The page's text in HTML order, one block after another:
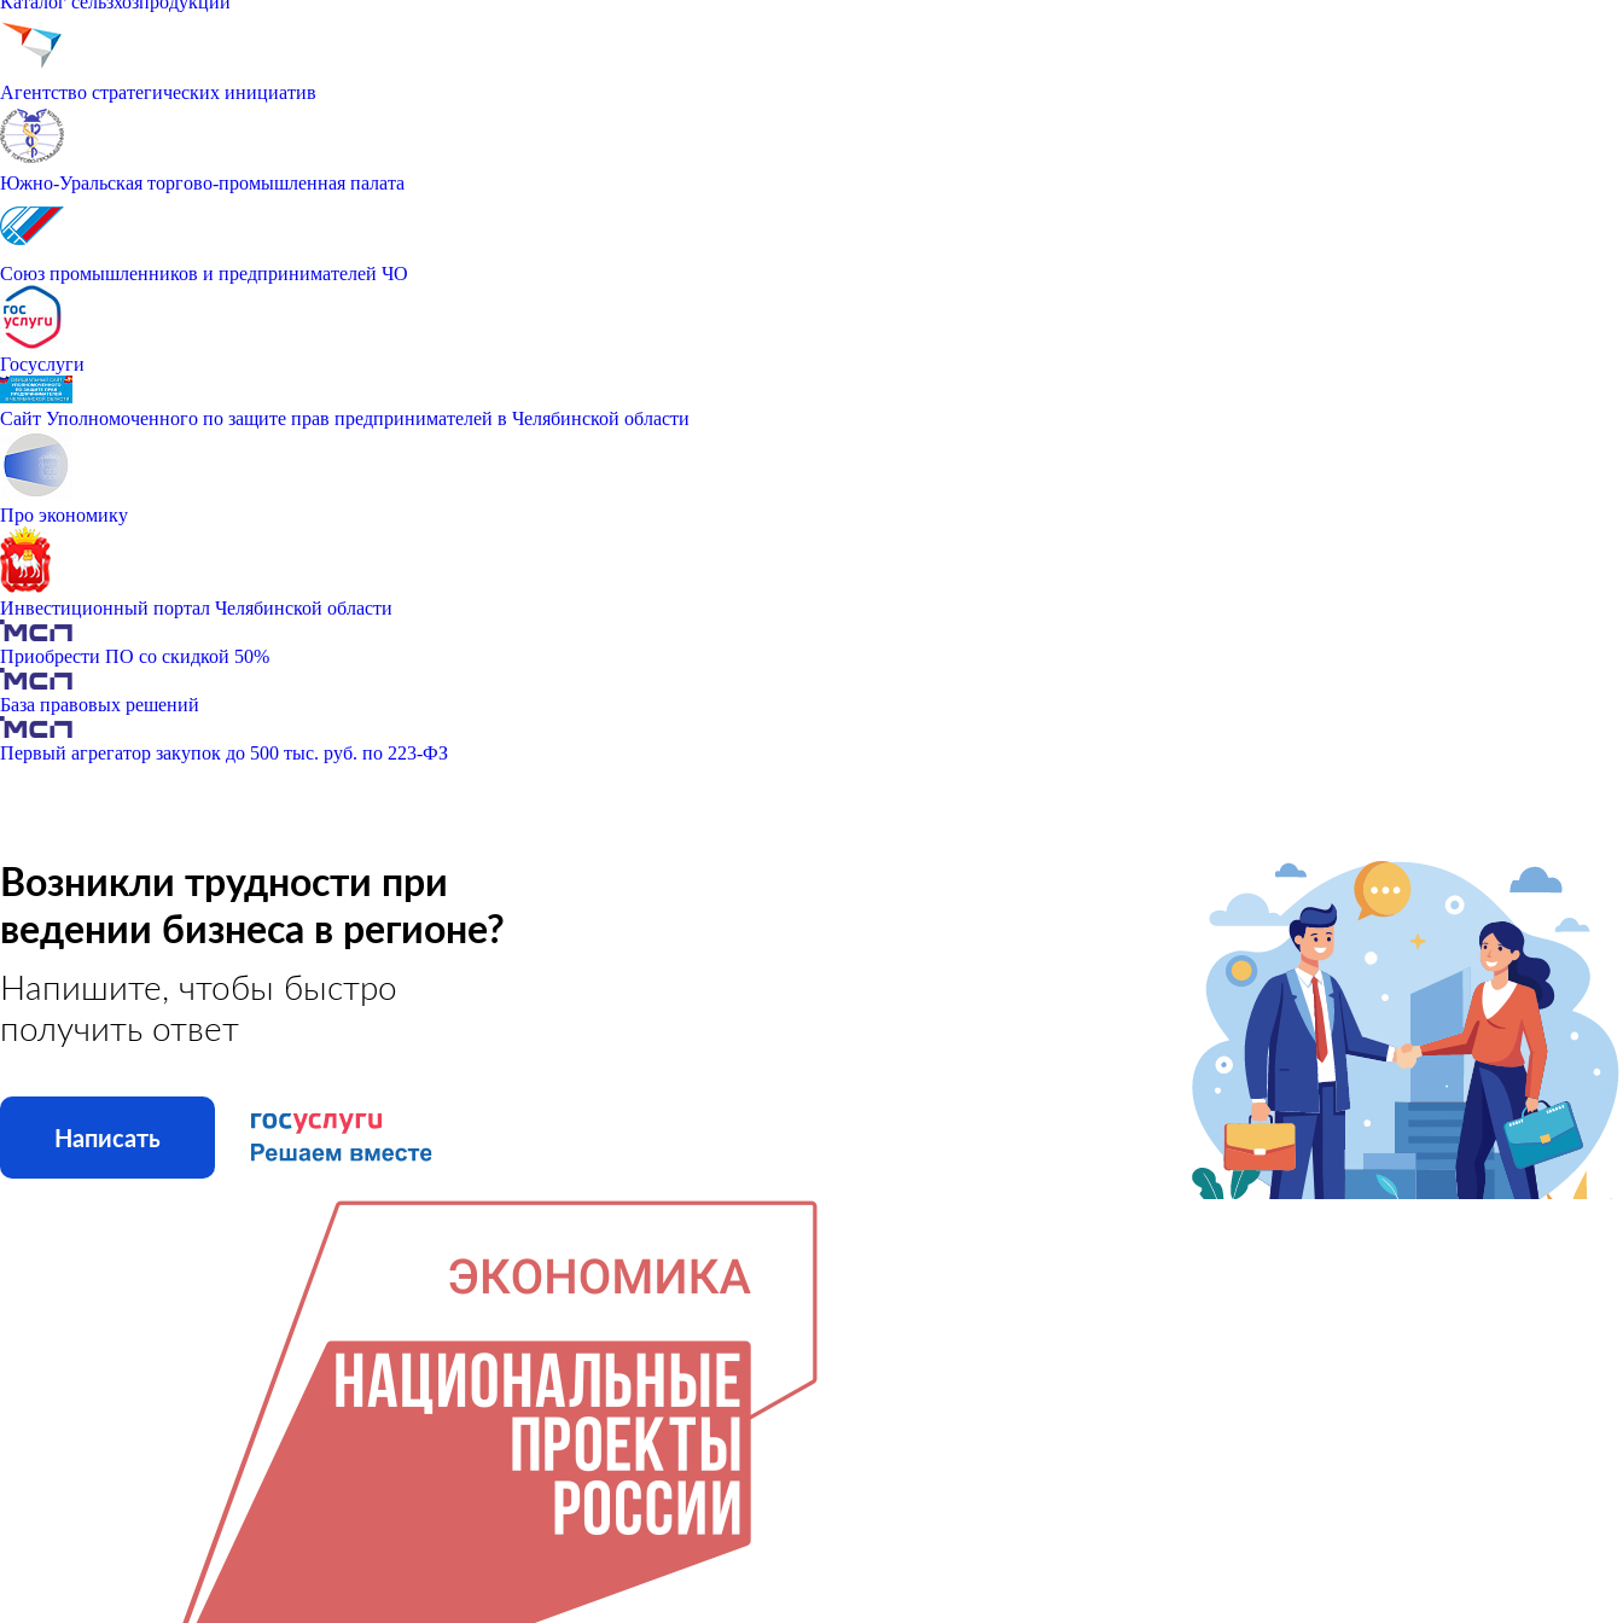
Агентство стратегических инициатив
Южно-Уральская торгово-промышленная палата
Союз промышленников и предпринимателей ЧО
Госуслуги
Сайт Уполномоченного по защите прав предпринимателей в Челябинской области
Про экономику
Инвестиционный портал Челябинской области
Приобрести ПО со скидкой 50%
База правовых решений
Первый агрегатор закупок до 500 тыс. руб. по 223-ФЗ
Возникли трудности при
ведении бизнеса в регионе?
Напишите, чтобы быстро
получить ответ
Написать